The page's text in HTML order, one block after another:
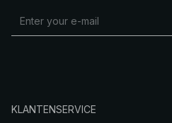
KLANTENSERVICE